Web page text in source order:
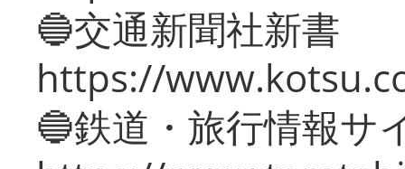
🔵交通新聞社新書
https://
🔵鉄道・旅行情報サ